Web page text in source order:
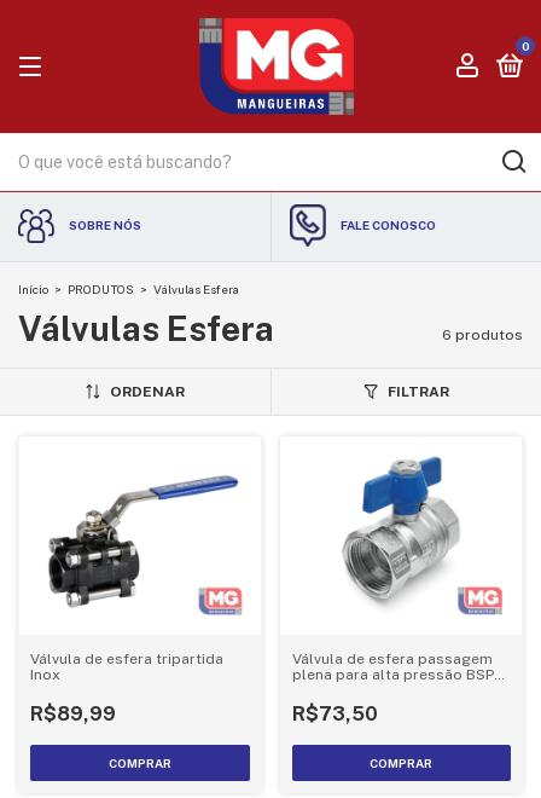
0
SOBRE NÓS FALE CONOSCO
Início > PRODUTOS > Válvulas Esfera
Válvulas Esfera 6 produtos
ORDENAR FILTRAR
Válvula de esfera tripartida
Inox
R$89,99
COMPRAR
Válvula de esfera passagem
plena para alta pressão BSP
R$73,50
COMPRAR